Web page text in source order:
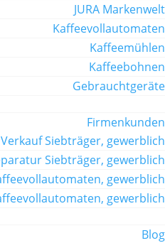
JURA Markenwelt
Kaffeevollautomaten
Kaffeemühlen
Kaffeebohnen
Gebrauchtgeräte
Firmenkunden
Verkauf Siebträger, gewerblich
Siebträger, gewerblich
gewerblich
gewerblich
Blog